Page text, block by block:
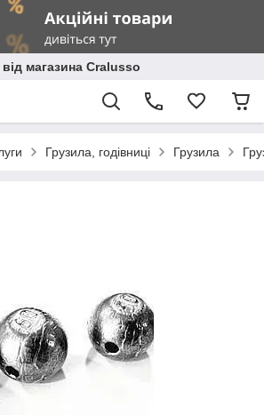
магазина Cralusso
Грузила, годівниці Грузила